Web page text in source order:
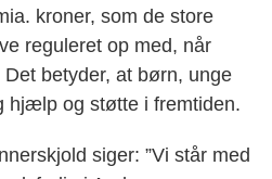
kroner, som de store
reguleret op med, når
betyder, at børn, unge
hjælp og støtte i fremtiden.
siger: ”Vi står med